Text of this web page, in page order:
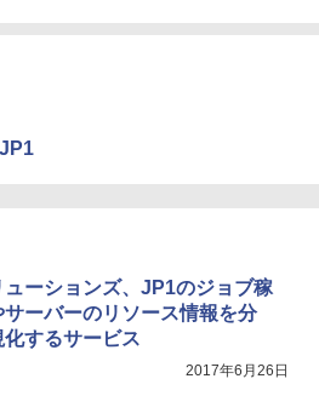
ューションズ、JP1のジョブ稼
ーバーのリソース情報を分
するサービス
2017年6月26日